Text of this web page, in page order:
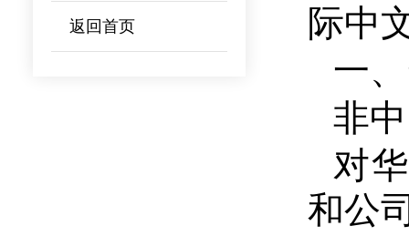
返回首页
际中
一
非
对
和公